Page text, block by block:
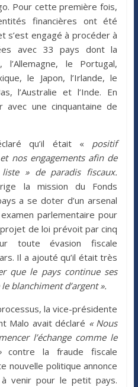
Pour cette première fois,
financières ont été
s’est engagé à procéder à
avec 33 pays dont la
l’Allemagne, le Portugal,
le Japon, l’Irlande, le
l’Australie et l’Inde. En
une cinquantaine de
qu’il était « positif
nos engagements afin de
» de paradis fiscaux.
la mission du Fonds
a se doter d’un arsenal
parlementaire pour
de loi prévoit par cinq
toute évasion fiscale
Il a ajouté qu’il était très
que le pays continue ses
blanchiment d’argent ».
la vice-présidente
Malo avait déclaré « Nous
l’échange comme le
contre la fraude fiscale
nouvelle politique annonce
venir pour le petit pays.